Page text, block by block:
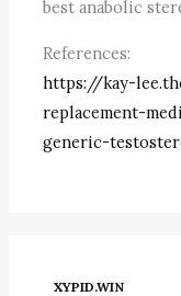
best anabolic
References:
https://kay-
replacement-
generic-
XYPID.WIN